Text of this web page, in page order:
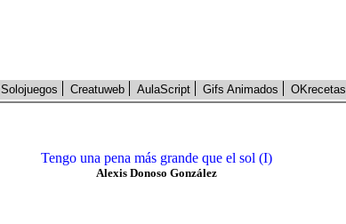
Solojuegos Creatuweb AulaScript Gifs Animados OKrecetas
Tengo una pena más grande que el sol (I)
Alexis Donoso González